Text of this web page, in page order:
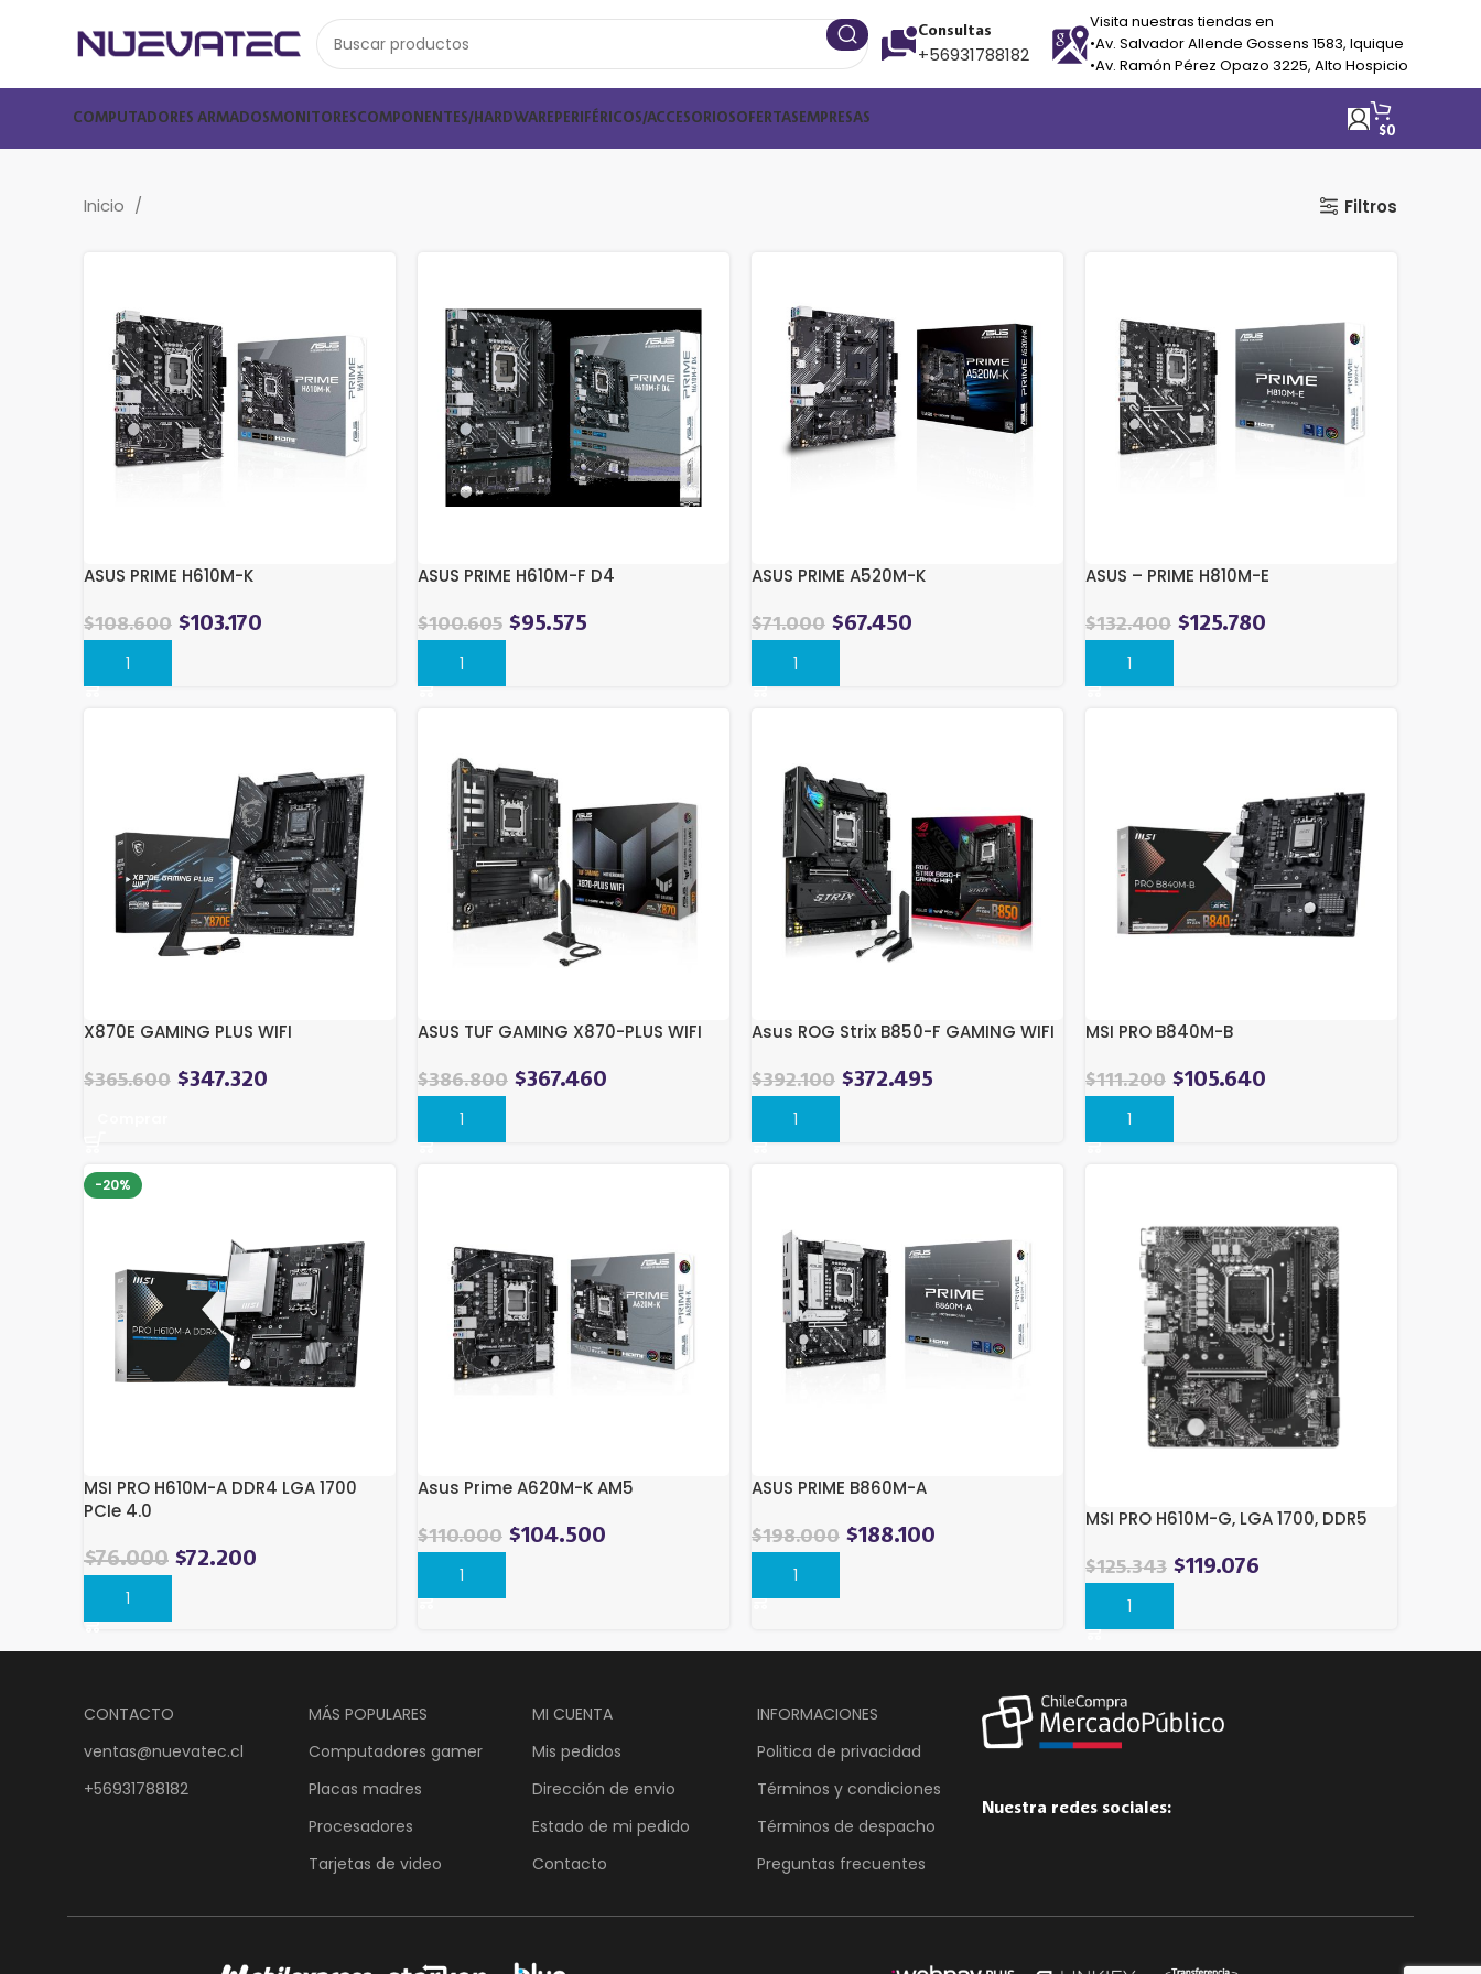
Consultas
+56931788182
Visita nuestras tiendas en
•Av. Salvador Allende Gossens 1583, Iquique
•Av. Ramón Pérez Opazo 3225, Alto Hospicio
COMPUTADORES ARMADOSMONITORESCOMPONENTES/HARDWARE PERIFÉRICOS/ACCESORIOSOFERTAS EMPRESAS
$0
Inicio Filtros
ASUS PRIME H610M-K
$108.600 $103.170
Comprar
ASUS PRIME H610M-F D4
$100.605 $95.575
Comprar
ASUS PRIME A520M-K
$71.000 $67.450
Comprar
ASUS – PRIME H810M-E
$132.400 $125.780
Comprar
X870E GAMING PLUS WIFI
$365.600 $347.320
ASUS TUF GAMING X870-PLUS WIFI
$386.800 $367.460
Comprar
Asus ROG Strix B850-F GAMING WIFI
$392.100 $372.495
Comprar
MSI PRO B840M-B
$111.200 $105.640
Comprar
-20%
MSI PRO H610M-A DDR4 LGA 1700
PCIe 4.0
El
$76.000El$72.200
Comprar
Asus Prime A620M-K AM5
$110.000 $104.500
Comprar
ASUS PRIME B860M-A
$198.000 $188.100
Comprar
MSI PRO H610M-G, LGA 1700, DDR5
$125.343 $119.076
Comprar
CONTACTO
ventas@nuevatec.cl
+56931788182
MÁS POPULARES
Computadores gamer
Placas madres
Procesadores
Tarjetas de video
MI CUENTA
Mis pedidos
Dirección de envio
Estado de mi pedido
Contacto
INFORMACIONES
Politica de privacidad
Términos y condiciones
Términos de despacho
Preguntas frecuentes
Nuestra redes sociales: